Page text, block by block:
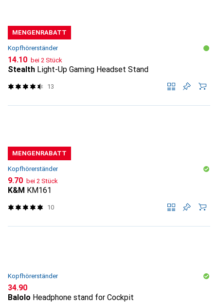
MENGENRABATT
Kopfhörerständer
CHF
14.10 bei 2 Stück
Stealth Light-Up Gaming Headset Stand
13
MENGENRABATT
Kopfhörerständer
CHF
9.70 bei 2 Stück
K&M KM161
10
Kopfhörerständer
CHF
34.90
Balolo Headphone stand for Cockpit